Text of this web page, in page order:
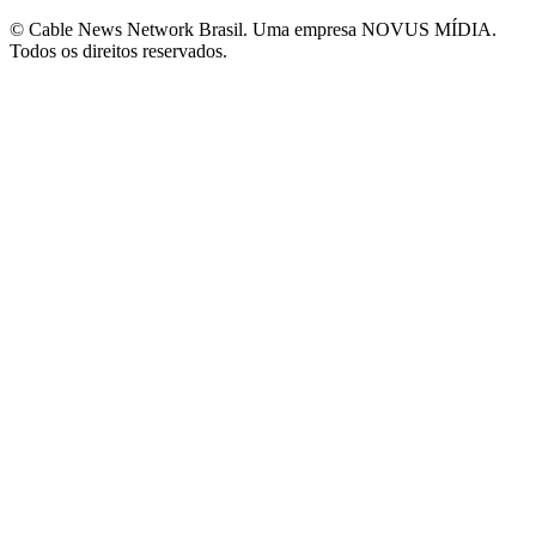
© Cable News Network Brasil. Uma empresa NOVUS MÍDIA.
Todos os direitos reservados.